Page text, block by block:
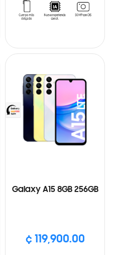
Galaxy A15 8GB 256GB
¢ 119,900.00